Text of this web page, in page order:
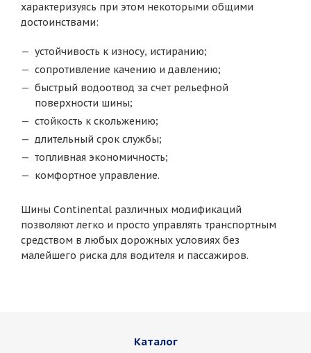
характеризуясь при этом некоторыми общими
достоинствами:
устойчивость к износу, истиранию;
сопротивление качению и давлению;
быстрый водоотвод за счет рельефной
поверхности шины;
стойкость к скольжению;
длительный срок службы;
топливная экономичность;
комфортное управление.
Шины Continental различных модификаций
позволяют легко и просто управлять транспортным
средством в любых дорожных условиях без
малейшего риска для водителя и пассажиров.
Каталог